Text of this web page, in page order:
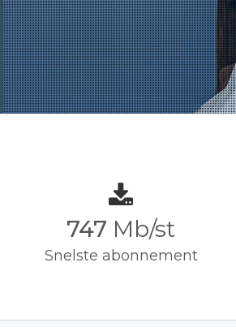
750 Mb/st
Snelste abonnement